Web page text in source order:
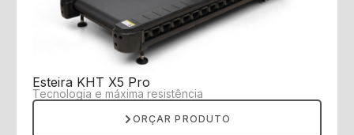
Esteira KHT X5 Pro
Tecnologia e máxima resistência
ORÇAR PRODUTO